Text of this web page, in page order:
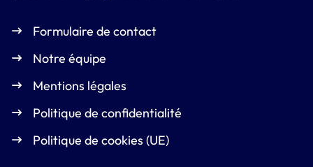
Formulaire de contact
Notre équipe
Mentions légales
Politique de confidentialité
Politique de cookies (UE)